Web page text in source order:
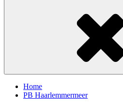
Home
PB Haarlemmermeer